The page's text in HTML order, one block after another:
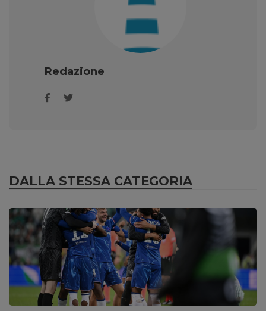
Redazione
DALLA STESSA CATEGORIA